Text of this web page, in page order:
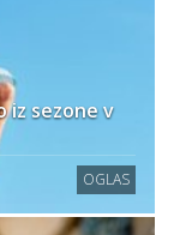
iz sezone v
OGLAS